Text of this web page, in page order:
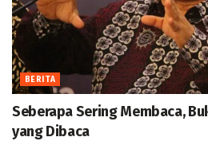
BERITA
Seberapa Sering Membaca,
yang Dibaca